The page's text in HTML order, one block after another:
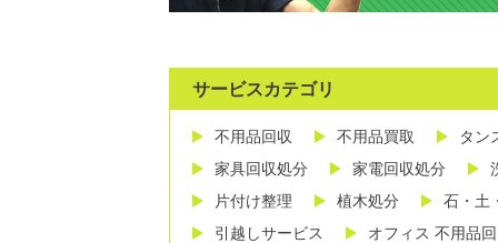
サービスカテゴリ
不用品回収 不用品買取
タン
家具回収処分
家電回収処分
片付け整理
植木処分
石・土
引越しサービス
オフィス 不用品